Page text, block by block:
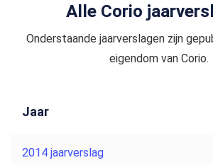
Alle Corio
Onderstaande jaarverslagen zijn
eigendom van Corio.
Jaar
2014 jaarverslag